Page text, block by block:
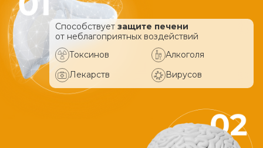
Способствует защите печени
от неблагоприятных воздействий
Токсинов
Алкоголя
Лекарств
Вирусов